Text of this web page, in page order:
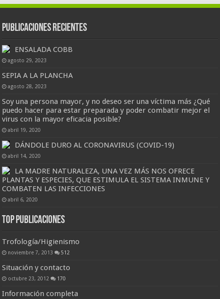
Publicaciones Recientes
ENSALADA COBB
agosto 29, 2023
SEPIA A LA PLANCHA
agosto 28, 2023
Soy una persona mayor, y no deseo ser una víctima más ¿Qué
puedo hacer para estar preparada y poder combatir mejor el
virus con la mayor eficacia posible?
abril 19, 2020
DÁNDOLE DURO AL CORONAVIRUS (COVID-19)
abril 14, 2020
LA MADRE NATURALEZA, UNA VEZ MÁS NOS OFRECE
PLANTAS Y ESPECIES, QUE ESTIMULA EL SISTEMA INMUNE Y
COMBATEN LAS INFECCIONES
abril 6, 2020
Top Publicaciones
Trofología/Higienismo
noviembre 7, 2013 512
Situación y contacto
octubre 23, 2012 170
Información completa